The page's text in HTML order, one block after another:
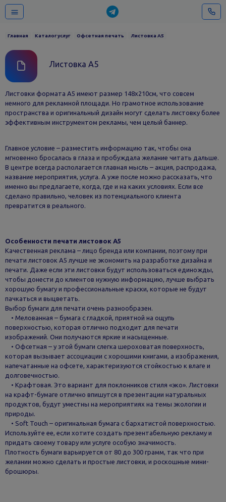
Главная Каталог услуг Офсетная печать Листовка А5
Листовка А5
Листовки формата А5 имеют размер 148х210см, что совсем
немного для рекламной площади. Но грамотное использование
пространства и оригинальный дизайн могут сделать листовку более
эффективным инструментом рекламы, чем целый баннер.
Главное условие – разместить информацию так, чтобы она
мгновенно бросалась в глаза и пробуждала желание читать дальше.
В центре всегда располагается главная мысль – акция, распродажа,
название мероприятия, услуга. А уже после можно рассказать, что
именно вы предлагаете, когда, где и на каких условиях. Если все
сделано правильно, человек из потенциального клиента
превратится в реального.
Особенности печати листовок А5
Качественная реклама – лицо бренда или компании, поэтому при
печати листовок А5 лучше не экономить на разработке дизайна и
печати. Даже если эти листовки будут использоваться единожды,
чтобы донести до клиентов нужную информацию, лучше выбрать
хорошую бумагу и профессиональные краски, которые не будут
пачкаться и выцветать.
Выбор бумаги для печати очень разнообразен.
• Мелованная – бумага с гладкой, приятной на ощупь
поверхностью, которая отлично подходит для печати
изображений. Они получаются яркие и насыщенные.
• Офсетная – у этой бумаги слегка шероховатая поверхность,
которая вызывает ассоциации с хорошими книгами, а изображения,
напечатанные на офсете, характеризуются стойкостью к влаге и
долговечностью.
• Крафтовая. Это вариант для поклонников стиля «эко». Листовки
на крафт-бумаге отлично впишутся в презентации натуральных
продуктов, будут уместны на мероприятиях на темы экологии и
природы.
• Soft Touch – оригинальная бумага с бархатистой поверхностью.
Используйте ее, если хотите создать презентабельную рекламу и
придать своему товару или услуге особую значимость.
Плотность бумаги варьируется от 80 до 300 грамм, так что при
желании можно сделать и простые листовки, и роскошные мини-
брошюры.